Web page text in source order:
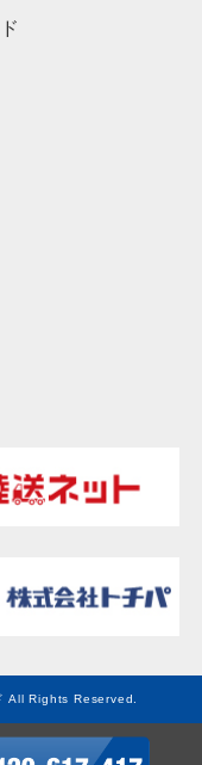
All Rights Reserved.